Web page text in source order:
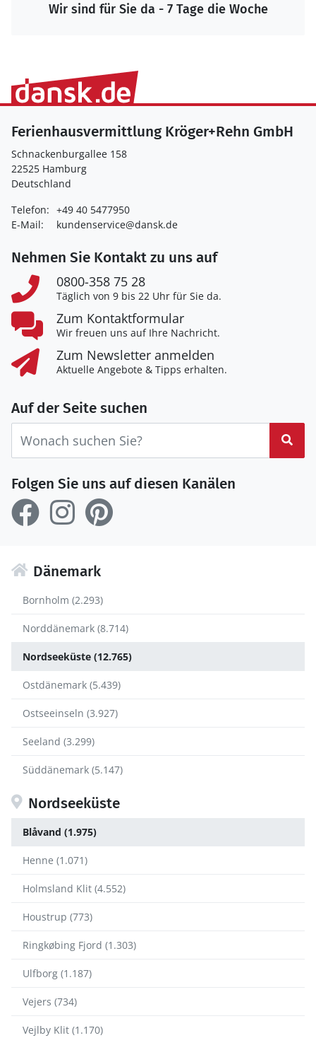
Wir sind für Sie da - 7 Tage die Woche
Ferienhausvermittlung Kröger+Rehn GmbH
Schnackenburgallee 158
22525 Hamburg
Deutschland
Telefon: +49 40 5477950
E-Mail:
kundenservice@dansk.de
Nehmen Sie Kontakt zu uns auf
0800-358 75 28
Täglich von 9 bis 22 Uhr für Sie da.
Zum Kontaktformular
Wir freuen uns auf Ihre Nachricht.
Zum Newsletter anmelden
Aktuelle Angebote & Tipps erhalten.
Auf der Seite suchen
Folgen Sie uns auf diesen Kanälen
Dänemark
Bornholm (2.293)
Norddänemark (8.714)
Nordseeküste (12.765)
Ostdänemark (5.439)
Ostseeinseln (3.927)
Seeland (3.299)
Süddänemark (5.147)
Nordseeküste
Blåvand (1.975)
Henne (1.071)
Holmsland Klit (4.552)
Houstrup (773)
Ringkøbing Fjord (1.303)
Ulfborg (1.187)
Vejers (734)
Vejlby Klit (1.170)